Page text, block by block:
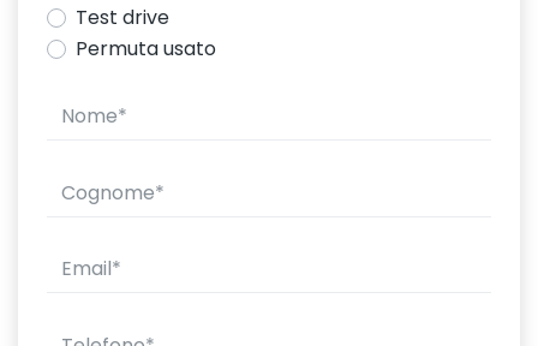
Test drive
Permuta usato